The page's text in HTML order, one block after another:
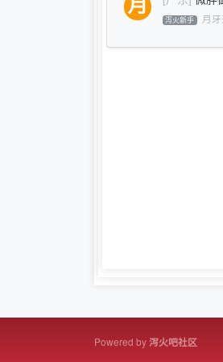
泻火新手 月
Powered by泻火吧社区